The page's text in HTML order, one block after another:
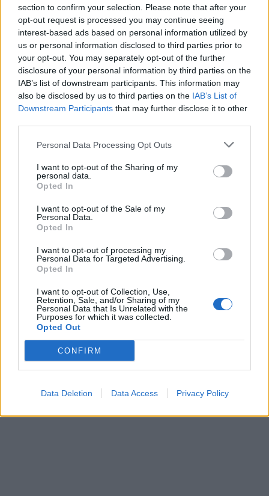
section to confirm your selection. Please note that after your
opt-out request is processed you may continue seeing
interest-based ads based on personal information utilized by
us or personal information disclosed to third parties prior to
your opt-out. You may separately opt-out of the further
disclosure of your personal information by third parties on the
IAB’s list of downstream participants. This information may
also be disclosed by us to third parties on the IAB’s List of
Downstream Participants that may further disclose it to other
Personal Data Processing Opt Outs
I want to opt-out of the Sharing of my
personal data.
Opted In
I want to opt-out of the Sale of my
Personal Data.
Opted In
I want to opt-out of processing my
Personal Data for Targeted Advertising.
Opted In
I want to opt-out of Collection, Use,
Retention, Sale, and/or Sharing of my
Personal Data that Is Unrelated with the
Purposes for which it was collected.
Opted Out
CONFIRM
Data Deletion Data Access Privacy Policy